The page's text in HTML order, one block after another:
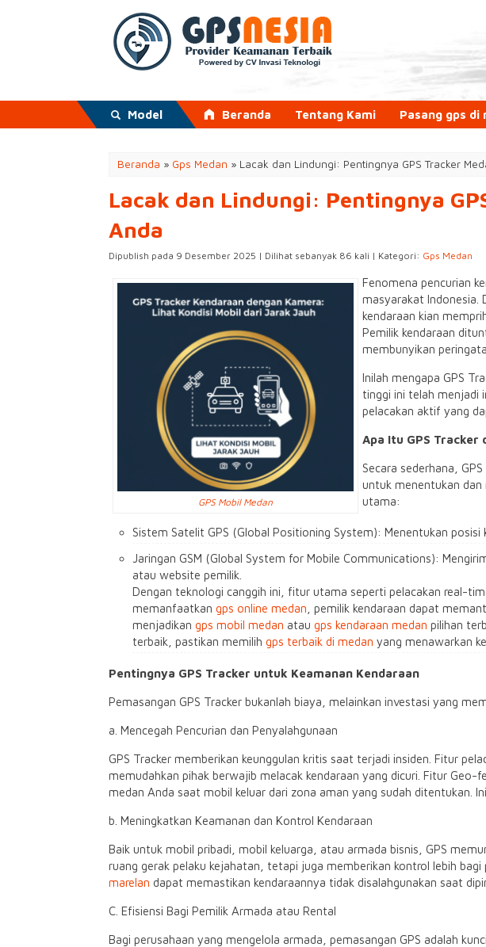
Model Beranda Tentang Kami Pasang gps di
Beranda » Gps Medan » Lacak dan Lindungi: Pentingnya GPS Tracker
Lacak dan Lindungi: Pentingnya
Anda
Dipublish pada 9 Desember 2025 | Dilihat sebanyak 86 kali | Kategori: Gps Medan
GPS Mobil Medan
Fenomena pencurian
masyarakat Indonesia.
kendaraan kian
Pemilik kendaraan
membunyikan
Inilah mengapa GPS
tinggi ini telah menjadi
pelacakan aktif yang
Apa Itu GPS Tracker
Secara sederhana,
untuk menentukan dan
utama:
Sistem Satelit GPS (Global Positioning System): Menentukan posisi
Jaringan GSM (Global System for Mobile Communications):
atau website pemilik.
Dengan teknologi canggih ini, fitur utama seperti pelacakan real-
memanfaatkan gps online medan , pemilik kendaraan dapat
menjadikan gps mobil medan atau gps kendaraan medan pilihan
terbaik, pastikan memilih gps terbaik di medan yang menawarkan
Pentingnya GPS Tracker untuk Keamanan Kendaraan
Pemasangan GPS Tracker bukanlah biaya, melainkan investasi yang
a. Mencegah Pencurian dan Penyalahgunaan
GPS Tracker memberikan keunggulan kritis saat terjadi insiden. Fitur
memudahkan pihak berwajib melacak kendaraan yang dicuri. Fitur
medan Anda saat mobil keluar dari zona aman yang sudah ditentukan.
b. Meningkatkan Keamanan dan Kontrol Kendaraan
Baik untuk mobil pribadi, mobil keluarga, atau armada bisnis, GPS
ruang gerak pelaku kejahatan, tetapi juga memberikan kontrol lebih bagi
marelan dapat memastikan kendaraannya tidak disalahgunakan saat
C. Efisiensi Bagi Pemilik Armada atau Rental
Bagi perusahaan yang mengelola armada, pemasangan GPS adalah